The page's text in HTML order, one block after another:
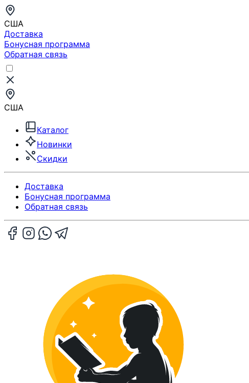
США
Доставка
Бонусная программа
Обратная связь
США
Каталог
Новинки
Скидки
Доставка
Бонусная программа
Обратная связь